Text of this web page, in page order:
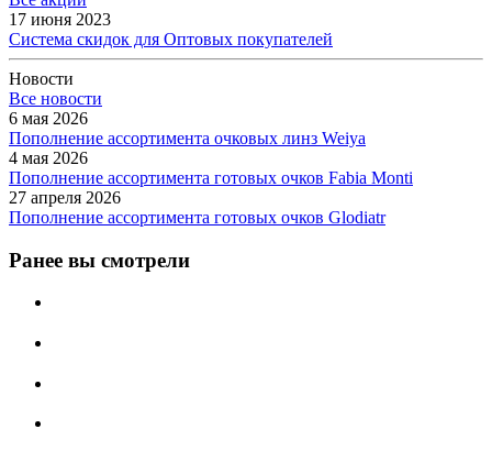
17 июня 2023
Система скидок для Оптовых покупателей
Новости
Все новости
6 мая 2026
Пополнение ассортимента очковых линз Weiya
4 мая 2026
Пополнение ассортимента готовых очков Fabia Monti
27 апреля 2026
Пополнение ассортимента готовых очков Glodiatr
Ранее вы смотрели